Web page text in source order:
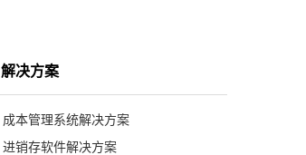
解决方案
成本管理系统解决方案
进销存软件解决方案